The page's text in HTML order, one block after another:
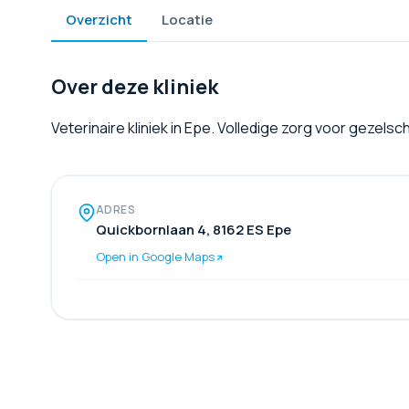
Overzicht Locatie
Over deze kliniek
Veterinaire kliniek in Epe. Volledige zorg voor
ADRES
Quickbornlaan 4, 8162 ES Epe
Open in Google Maps